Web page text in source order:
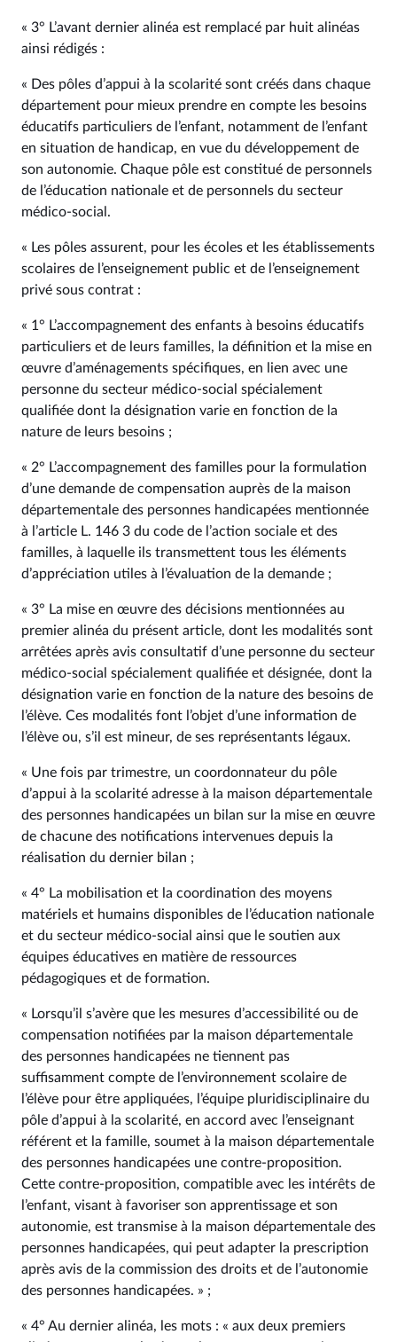
« 3° L’avant dernier alinéa est remplacé par huit alinéas
ainsi rédigés :
« Des pôles d’appui à la scolarité sont créés dans chaque
département pour mieux prendre en compte les besoins
éducatifs particuliers de l’enfant, notamment de l’enfant
en situation de handicap, en vue du développement de
son autonomie. Chaque pôle est constitué de personnels
de l’éducation nationale et de personnels du secteur
médico-social.
« Les pôles assurent, pour les écoles et les établissements
scolaires de l’enseignement public et de l’enseignement
privé sous contrat :
« 1° L’accompagnement des enfants à besoins éducatifs
particuliers et de leurs familles, la définition et la mise en
œuvre d’aménagements spécifiques, en lien avec une
personne du secteur médico-social spécialement
qualifiée dont la désignation varie en fonction de la
nature de leurs besoins ;
« 2° L’accompagnement des familles pour la formulation
d’une demande de compensation auprès de la maison
départementale des personnes handicapées mentionnée
à l’article L. 146 3 du code de l’action sociale et des
familles, à laquelle ils transmettent tous les éléments
d’appréciation utiles à l’évaluation de la demande ;
« 3° La mise en œuvre des décisions mentionnées au
premier alinéa du présent article, dont les modalités sont
arrêtées après avis consultatif d’une personne du secteur
médico-social spécialement qualifiée et désignée, dont la
désignation varie en fonction de la nature des besoins de
l’élève. Ces modalités font l’objet d’une information de
l’élève ou, s’il est mineur, de ses représentants légaux.
« Une fois par trimestre, un coordonnateur du pôle
d’appui à la scolarité adresse à la maison départementale
des personnes handicapées un bilan sur la mise en œuvre
de chacune des notifications intervenues depuis la
réalisation du dernier bilan ;
« 4° La mobilisation et la coordination des moyens
matériels et humains disponibles de l’éducation nationale
et du secteur médico-social ainsi que le soutien aux
équipes éducatives en matière de ressources
pédagogiques et de formation.
« Lorsqu’il s’avère que les mesures d’accessibilité ou de
compensation notifiées par la maison départementale
des personnes handicapées ne tiennent pas
suffisamment compte de l’environnement scolaire de
l’élève pour être appliquées, l’équipe pluridisciplinaire du
pôle d’appui à la scolarité, en accord avec l’enseignant
référent et la famille, soumet à la maison départementale
des personnes handicapées une contre-proposition.
Cette contre-proposition, compatible avec les intérêts de
l’enfant, visant à favoriser son apprentissage et son
autonomie, est transmise à la maison départementale des
personnes handicapées, qui peut adapter la prescription
après avis de la commission des droits et de l’autonomie
des personnes handicapées. » ;
« 4° Au dernier alinéa, les mots : « aux deux premiers